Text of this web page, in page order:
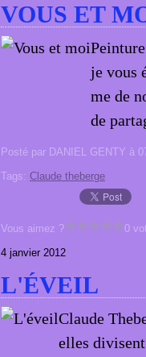
VOUS ET
je vous
me de
de
Posté par DANIEL GENTY à
Tags: Claude theberge
Vous aimez ?
0
4 janvier 2012
L'ÉVEIL
Claude
elles